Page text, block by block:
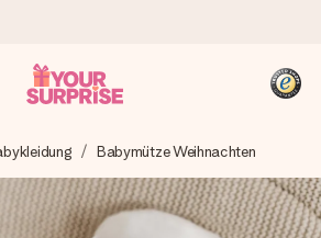
sorgfältig vor und schicken es
du es genau zum richtigen Zeitpunkt
wenn es am meisten zählt.
Babymütze Weihnachten